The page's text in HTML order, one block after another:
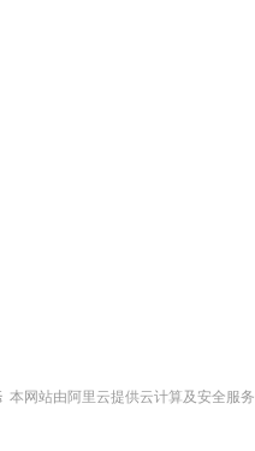
本网站由阿里云提供云计算及安全服务